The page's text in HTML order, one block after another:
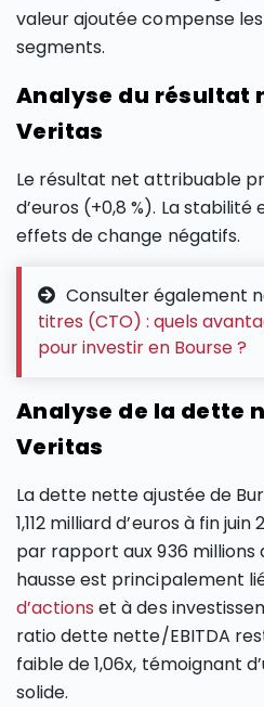
valeur ajoutée compense
segments.
Analyse du résultat
Veritas
Le résultat net attribuable
d’euros (+0,8 %). La
effets de change négatifs.
Consulter également
titres (CTO) : quels
pour investir en Bourse ?
Analyse de la dette
Veritas
La dette nette ajustée de
1,112 milliard d’euros à fin
par rapport aux 936 millions
hausse est principalement
d’actions et à des
ratio dette nette/EBITDA
faible de 1,06x, témoignant
solide.